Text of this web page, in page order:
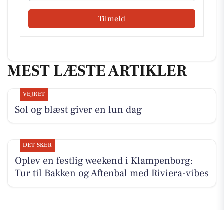
Tilmeld
MEST LÆSTE ARTIKLER
VEJRET
Sol og blæst giver en lun dag
DET SKER
Oplev en festlig weekend i Klampenborg:
Tur til Bakken og Aftenbal med Riviera-vibes